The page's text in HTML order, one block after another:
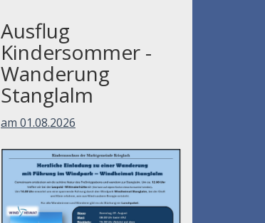
Ausflug
Kindersommer -
Wanderung
Stanglalm
am 01.08.2026